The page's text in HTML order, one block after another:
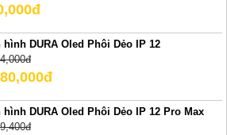
hình DURA Oled Phôi Dẻo IP 12
hình DURA Oled Phôi Dẻo IP 12 Pro Max